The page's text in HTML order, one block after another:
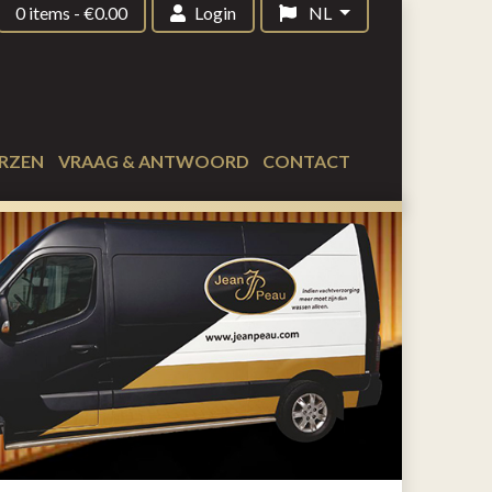
0 items -€0.00 Login NL
VRAAG & ANTWOORD CONTACT